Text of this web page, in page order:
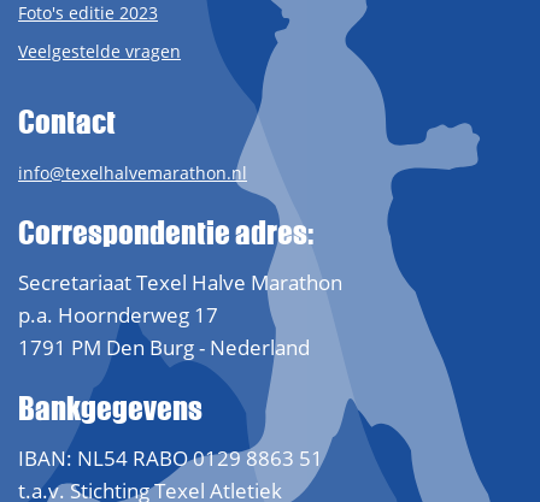
Foto's editie 2023
Veelgestelde vragen
Contact
info@texelhalvemarathon.nl
Correspondentie adres:
Secretariaat Texel Halve Marathon
p.a. Hoornderweg 17
1791 PM Den Burg - Nederland
Bankgegevens
IBAN: NL54 RABO 0129 8863 51
t.a.v. Stichting Texel Atletiek